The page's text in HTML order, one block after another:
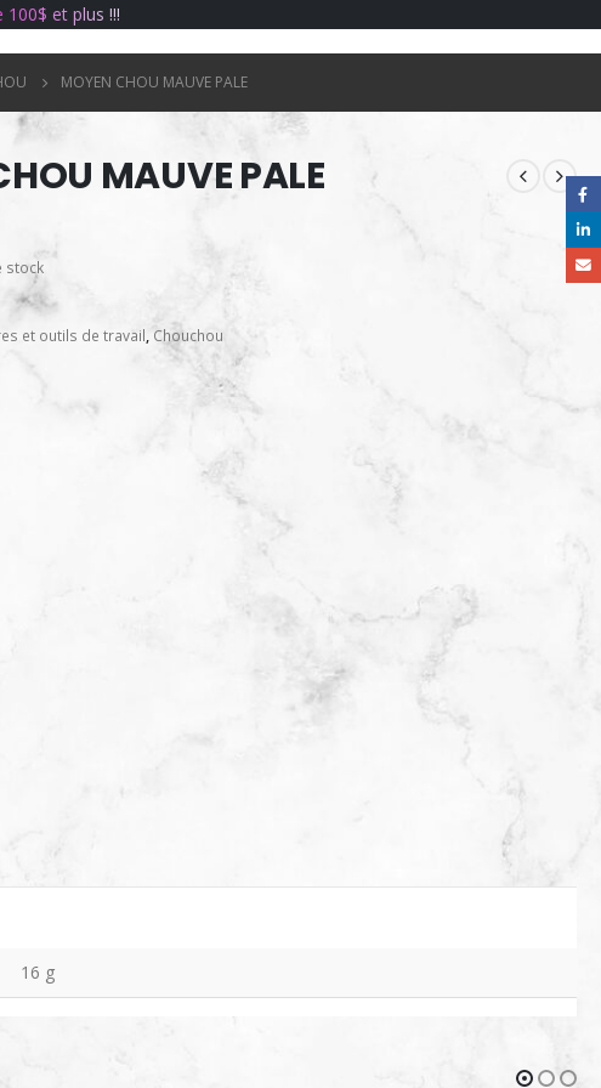
100$ et plus !!!
MOYEN CHOU MAUVE PALE
MAUVE PALE
stock
et outils de travail, Chouchou
16 g